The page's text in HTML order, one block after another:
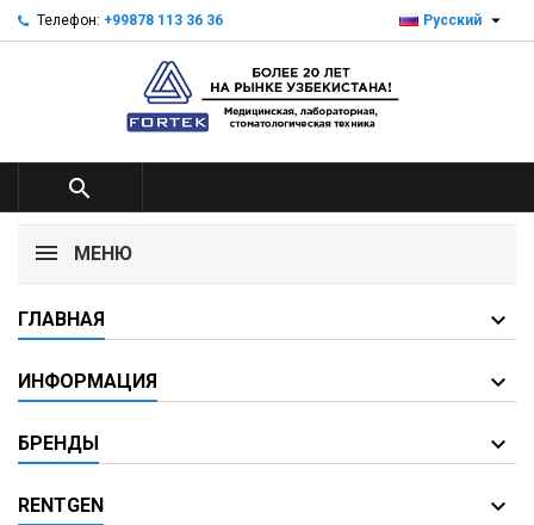
Телефон: +99878 113 36 36 Русский 

МЕНЮ
ГЛАВНАЯ
ИНФОРМАЦИЯ
БРЕНДЫ
RENTGEN